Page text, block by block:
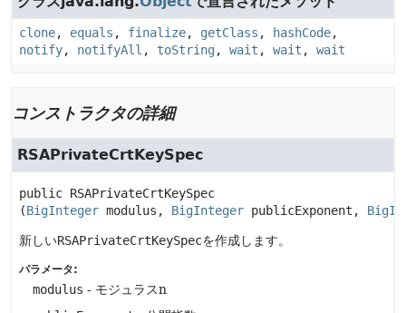
clone, equals , finalize, getClass , hashCode,
notify, notifyAll , toString, wait , wait , wait
コンストラクタの詳細
RSAPrivateCrtKeySpec
public RSAPrivateCrtKeySpec
(BigInteger modulus, BigInteger publicExponent,
新しいRSAPrivateCrtKeySpecを作成します。
パラメータ:
modulus - モジュラスn